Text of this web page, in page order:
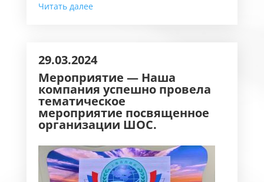
Читать далее
29.03.2024
Мероприятие — Наша
компания успешнопровела
тематическое
мероприятие посвященное
организации ШОС.